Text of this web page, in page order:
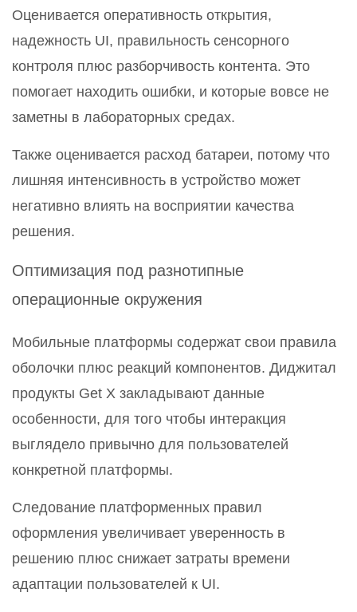
Оценивается оперативность открытия,
надежность UI, правильность сенсорного
контроля плюс разборчивость контента. Это
помогает находить ошибки, и которые вовсе не
заметны в лабораторных средах.
Также оценивается расход батареи, потому что
лишняя интенсивность в устройство может
негативно влиять на восприятии качества
решения.
Оптимизация под разнотипные
операционные окружения
Мобильные платформы содержат свои правила
оболочки плюс реакций компонентов. Диджитал
продукты Get X закладывают данные
особенности, для того чтобы интеракция
выглядело привычно для пользователей
конкретной платформы.
Следование платформенных правил
оформления увеличивает уверенность в
решению плюс снижает затраты времени
адаптации пользователей к UI.